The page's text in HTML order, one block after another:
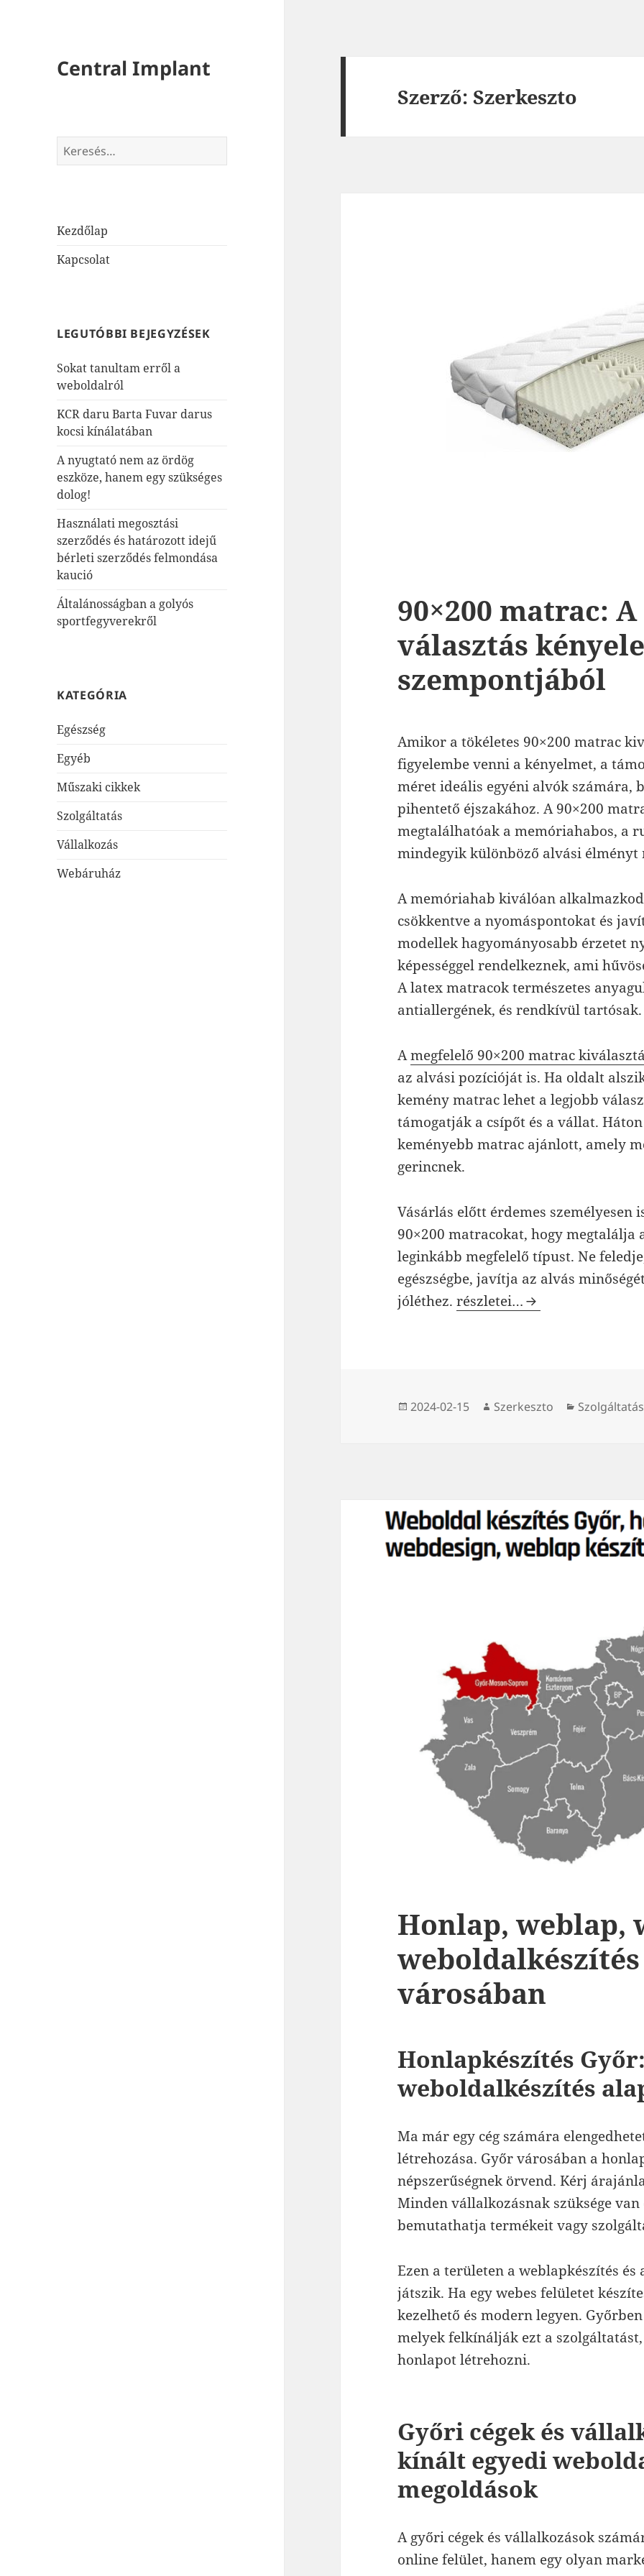
Central Implant
Keresés:
Kezdőlap
Kapcsolat
LEGUTÓBBI BEJEGYZÉSEK
Sokat tanultam erről a
weboldalról
KCR daru Barta Fuvar darus
kocsi kínálatában
A nyugtató nem az ördög
eszköze, hanem egy szükséges
dolog!
Használati megosztási
szerződés és határozott idejű
bérleti szerződés felmondása
kaució
Általánosságban a golyós
sportfegyverekről
KATEGÓRIA
Egészség
Egyéb
Műszaki cikkek
Szolgáltatás
Vállalkozás
Webáruház
Szerző:Szerkeszto
90×200 matrac:
választás
szempontjából
Amikor a tökéletes 90×200 matrac
figyelembe venni a kényelmet, a
méret ideális egyéni alvók számára,
pihentető éjszakához. A 90×200
megtalálhatóak a memóriahabos, a
mindegyik különböző alvási élményt
A memóriahab kiválóan
csökkentve a nyomáspontokat és
modellek hagyományosabb érzetet
képességgel rendelkeznek, ami
A latex matracok természetes
antiallergének, és rendkívül tartósak.
Amegfelelő 90×200 matrac
az alvási pozícióját is. Ha oldalt
kemény matrac lehet a legjobb
támogatják a csípőt és a vállat.
keményebb matrac ajánlott, amely
gerincnek.
Vásárlás előtt érdemes
90×200 matracokat, hogy megtalálja
leginkább megfelelő típust. Ne
egészségbe, javítja az alvás
jóléthez.90×200 matrac: A tökéletes
részletei…
Közzétéve
2024-02-15 Szerző
Szerkeszto Kategória
Szolgáltatás
Honlap, weblap,
városában
Honlapkészítés
weboldalkészítés
Ma már egy cég számára
létrehozása. Győr városában a
népszerűségnek örvend. Kérj
Minden vállalkozásnak szüksége
bemutathatja termékeit vagy
Ezen a területen a weblapkészítés és
játszik. Ha egy webes felületet
kezelhető és modern legyen.
melyek felkínálják ezt a szolgáltatást,
honlapot létrehozni.
Győri cégek és
kínált egyedi
megoldások
A győri cégek és vállalkozások
online felület, hanem egy olyan